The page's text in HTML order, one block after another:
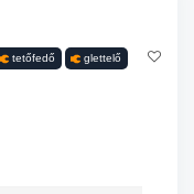
tetőfedő glettelő